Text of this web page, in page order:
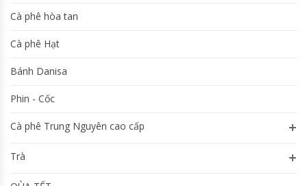
Cà phê hòa tan
Cà phê Hạt
Bánh Danisa
Phin - Cốc
Cà phê Trung Nguyên cao cấp
Trà